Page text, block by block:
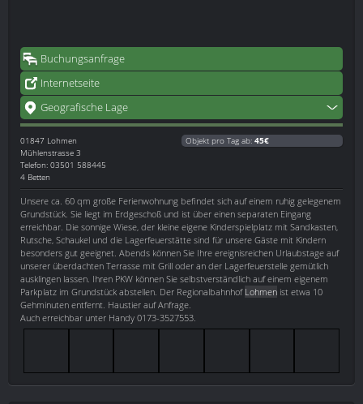
Buchungsanfrage
Internetseite
Geografische Lage
01847 Lohmen
Mühlenstrasse 3
Telefon: 03501 588445
4 Betten
Objekt pro Tag ab: 45€
Unsere ca. 60 qm große Ferienwohnung befindet sich auf einem ruhig gelegenem
Grundstück. Sie liegt im Erdgeschoß und ist über einen separaten Eingang
erreichbar. Die sonnige Wiese, der kleine eigene Kinderspielplatz mit Sandkasten,
Rutsche, Schaukel und die Lagerfeuerstätte sind für unsere Gäste mit Kindern
besonders gut geeignet. Abends können Sie Ihre ereignisreichen Urlaubstage auf
unserer überdachten Terrasse mit Grill oder an der Lagerfeuerstelle gemütlich
ausklingen lassen. Ihren PKW können Sie selbstverständlich auf einem eigenem
Parkplatz im Grundstück abstellen. Der Regionalbahnhof Lohmen ist etwa 10
Gehminuten entfernt. Haustier auf Anfrage.
Auch erreichbar unter Handy 0173-3527553.